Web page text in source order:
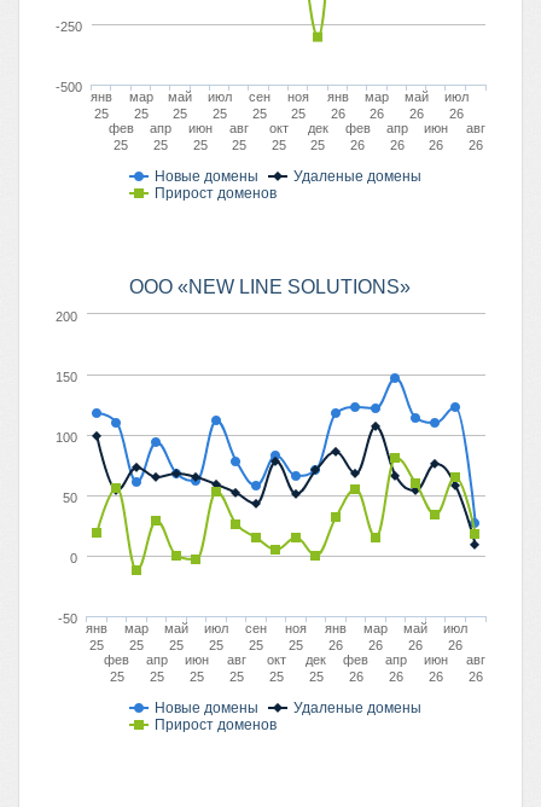
Новые домены
Удаленые домены
Прирост доменов
янв
25
фев
25
мар
25
апр
25
май
25
июн
25
июл
25
авг
25
сен
25
окт
25
ноя
25
дек
25
янв
26
фев
26
мар
26
апр
26
май
26
июн
26
июл
26
авг
26
-500
-250
ООО «NEW LINE SOLUTIONS»
Новые домены
Удаленые домены
Прирост доменов
янв
25
фев
25
мар
25
апр
25
май
25
июн
25
июл
25
авг
25
сен
25
окт
25
ноя
25
дек
25
янв
26
фев
26
мар
26
апр
26
май
26
июн
26
июл
26
авг
26
0
50
100
150
-50
200